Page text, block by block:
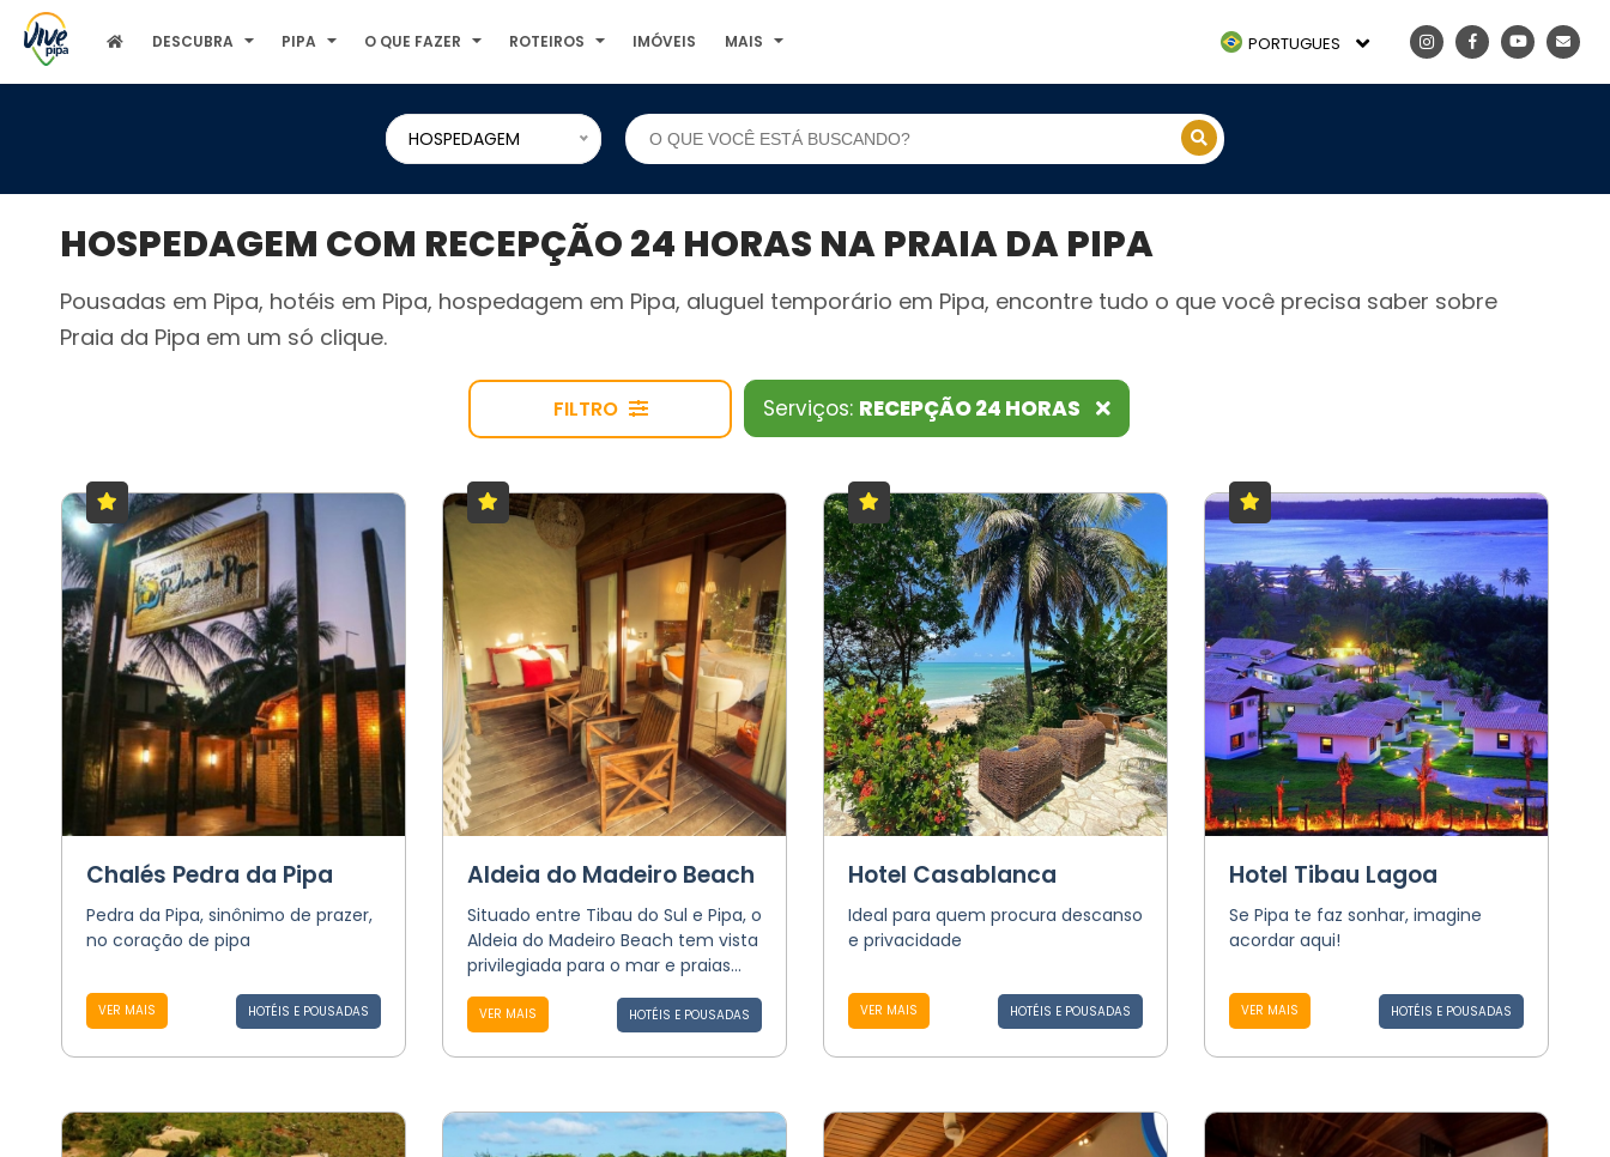
DESCUBRA PIPA O QUE FAZER ROTEIROS IMÓVEIS MAIS PORTUGUES
HOSPEDAGEM
HOSPEDAGEM COM RECEPÇÃO 24 HORAS NA PRAIA DA PIPA
Pousadas em Pipa, hotéis em Pipa, hospedagem em Pipa, aluguel temporário em Pipa, encontre tudo o que você precisa saber sobre
Praia da Pipa em um só clique.
FILTRO Serviços: RECEPÇÃO 24 HORAS
Chalés Pedra da Pipa
Pedra da Pipa, sinônimo de prazer,
no coração de pipa
VER MAIS HOTÉIS E POUSADAS
Aldeia do Madeiro Beach
Situado entre Tibau do Sul e Pipa, o
Aldeia do Madeiro Beach tem vista
privilegiada para o mar e praias...
VER MAIS HOTÉIS E POUSADAS
Hotel Casablanca
Ideal para quem procura descanso
e privacidade
VER MAIS HOTÉIS E POUSADAS
Hotel Tibau Lagoa
Se Pipa te faz sonhar, imagine
acordar aqui!
VER MAIS HOTÉIS E POUSADAS